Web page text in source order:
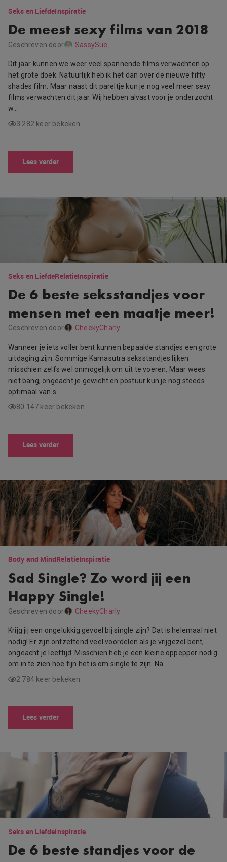
Seks en LiefdeInspiratie
De meest sexy films van 2018
Geschreven door SassySue
Dit jaar kunnen we weer veel spannende films verwachten op
het grote doek. Natuurlijk heb ik het dan over de nieuwe fifty
shades film. Maar naast dit pareltje kun je nog veel meer sexy
films verwachten dit jaar. Wij hebben alvast voor je onderzocht
w…
3.282 keer bekeken
Lees verder
Seks en LiefdeRelatieInspiratie
De 6 beste seksstandjes voor
mensen met een maatje meer!
Geschreven door CheekyCharly
Wanneer je iets voller bent kunnen bepaalde standjes een grote
uitdaging zijn. Sommige Kamasutra seksstandjes lijken
misschien zelfs wel onmogelijk om uit te voeren. Maar wees
niet bang, ongeacht je gewicht en postuur kun je nog steeds
optimaal van s…
80.147 keer bekeken
Lees verder
Body and MindRelatieInspiratie
Sad Single? Zo word jij een
Happy Single!
Geschreven door CheekyCharly
Krijg jij een ongelukkig gevoel bij single zijn? Dat is helemaal niet
nodig! Er zijn ontzettend veel voordelen als je vrijgezel bent,
ongeacht je leeftijd. Misschien heb je een kleine oppepper nodig
om in te zien hoe fijn het is om single te zijn. Na…
2.784 keer bekeken
Lees verder
Seks en LiefdeInspiratie
De 6 beste standjes voor de